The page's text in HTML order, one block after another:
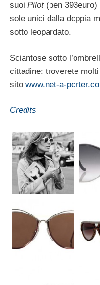
suoi Pilot(ben 393euro)
sole unici dalla doppia
sotto leopardato.
Sciantose sotto
cittadine: troverete
sito www.net-a-
Credits